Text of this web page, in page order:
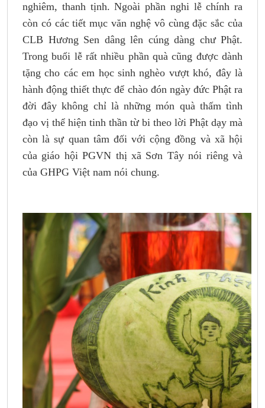
nghiêm, thanh tịnh. Ngoài phần nghi lễ chính ra
còn có các tiết mục văn nghệ vô cùng đặc sắc của
CLB Hương Sen dâng lên cúng dàng chư Phật.
Trong buổi lễ rất nhiều phần quà cũng được dành
tặng cho các em học sinh nghèo vượt khó, đây là
hành động thiết thực để chào đón ngày đức Phật ra
đời đây không chỉ là những món quà thấm tình
đạo vị thể hiện tinh thần từ bi theo lời Phật dạy mà
còn là sự quan tâm đối với cộng đồng và xã hội
của giáo hội PGVN thị xã Sơn Tây nói riêng và
của GHPG Việt nam nói chung.